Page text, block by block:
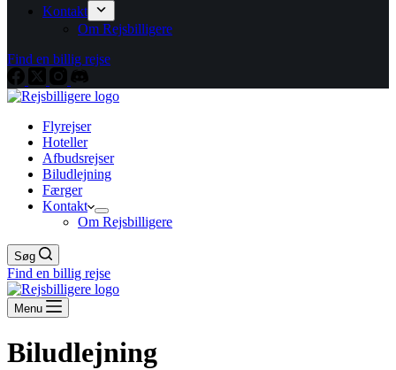
Kontakt
Om Rejsbilligere
Find en billig rejse
Flyrejser
Hoteller
Afbudsrejser
Biludlejning
Færger
Kontakt
Om Rejsbilligere
Søg
Find en billig rejse
Menu
Biludlejning